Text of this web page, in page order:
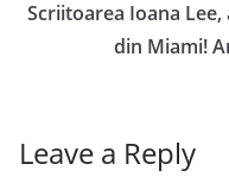
Scriitoarea Ioana
din Miami!
Leave a Reply